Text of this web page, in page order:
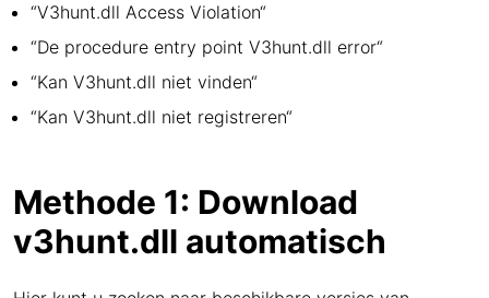
“V3hunt.dll Access Violation“
“De procedure entry point V3hunt.dll error“
“Kan V3hunt.dll niet vinden“
“Kan V3hunt.dll niet registreren“
Methode 1: Download
v3hunt.dll automatisch